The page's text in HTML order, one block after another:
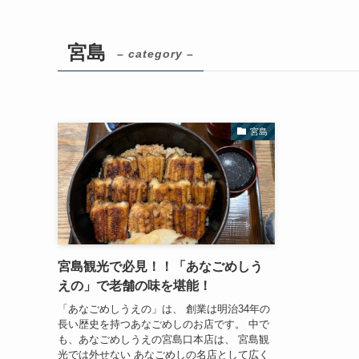
宮島 – category –
宮島
宮島観光で必見！！「あなごめしう
えの」で老舗の味を堪能！
「あなごめしうえの」は、 創業は明治34年の
長い歴史を持つあなごめしのお店です。 中で
も、あなごめしうえの宮島口本店は、 宮島観
光では外せない あなごめしの名店として広く